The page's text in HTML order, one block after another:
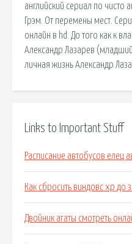
английский сериал по
Грэм. От перемены мест.
онлайн в hd. До того как к
Александр Лазарев
личная жизнь Александр
Links to Important Stuff
Расписание автобусов елец
Как сбросить виндовс хр до
Двойник агаты смотреть